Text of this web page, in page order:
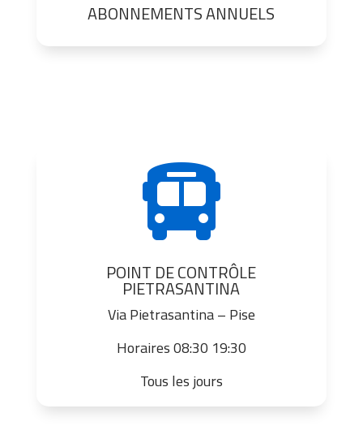
ABONNEMENTS ANNUELS

POINT DE CONTRÔLE
PIETRASANTINA
Via Pietrasantina – Pise
Horaires 08:30 19:30
Tous les jours